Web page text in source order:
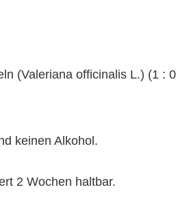
(Valeriana officinalis L.) (1 :
keinen Alkohol.
2 Wochen haltbar.